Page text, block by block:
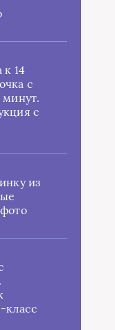
к 14
с
с
из
класс